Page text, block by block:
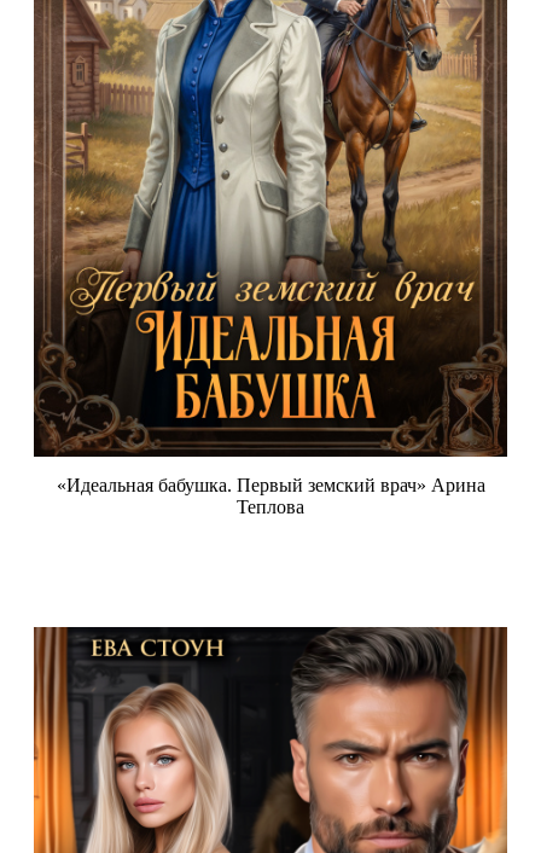
«Идеальная бабушка. Первый земский врач» Арина
Теплова